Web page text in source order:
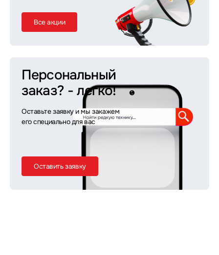
Все акции
Персональный
заказ? - легко!
Оставьте заявку и мы закажем
его специально для вас
Оставить заявку